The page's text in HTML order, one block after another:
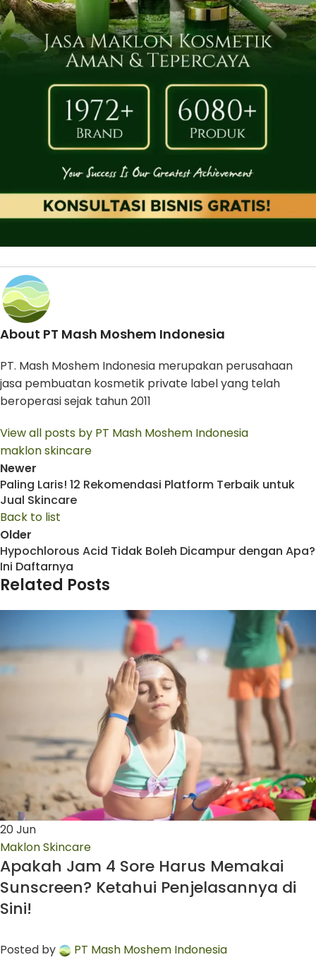
About PT Mash Moshem Indonesia
PT. Mash Moshem Indonesia merupakan perusahaan
jasa pembuatan kosmetik private label yang telah
beroperasi sejak tahun 2011
View all posts by PT Mash Moshem Indonesia
maklon skincare
Newer
Paling Laris! 12 Rekomendasi Platform Terbaik untuk
Jual Skincare
Back to list
Older
Hypochlorous Acid Tidak Boleh Dicampur dengan Apa?
Ini Daftarnya
Related Posts
20Jun
Maklon Skincare
Apakah Jam 4 Sore Harus Memakai
Sunscreen? Ketahui Penjelasannya di
Sini!
Posted by
PT Mash Moshem Indonesia